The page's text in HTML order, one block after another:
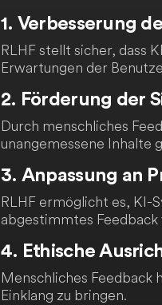
1. Verbesserung
RLHF stellt sicher, dass
Erwartungen der
2. Förderung der
Durch menschliches
unangemessene Inhalte
3. Anpassung an
RLHF ermöglicht es, KI-
abgestimmtes Feedback
4. Ethische
Menschliches
Einklang zu bringen.